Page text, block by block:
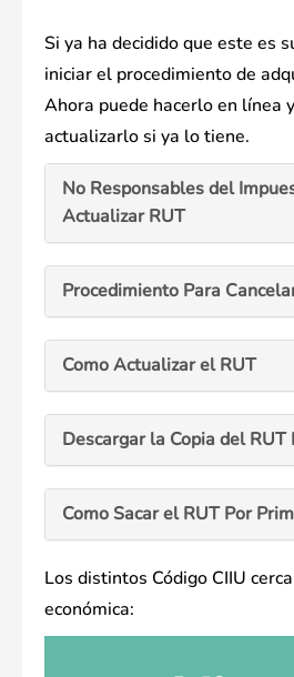
Si ya ha decidido que este es
iniciar el procedimiento de
Ahora puede hacerlo en línea
actualizarlo si ya lo tiene.
No Responsables del
Actualizar RUT
Procedimiento Para
Como Actualizar el RUT
Descargar la Copia del
Como Sacar el RUT Por
Los distintos Código CIIU
económica: